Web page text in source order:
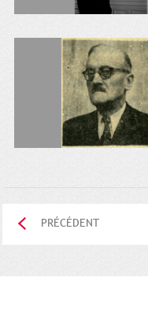
PRÉCÉDENT